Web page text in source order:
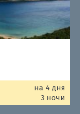
на 4 дня
3 ночи